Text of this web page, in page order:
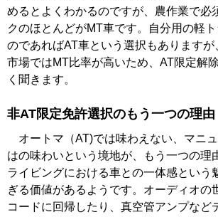
めるとよくわかるのですが、農作業で必
クのほとんどがMT車です。自分用の軽
のであればAT車という選択もあります
市場ではMT比率が高いため、AT限定解
く聞きます。
非AT限定免許選択のもう一つの理由
オートマ（AT)では味わえない、マニ
はの味わいという境地が、もう一つの理
ライビングにおける車との一体感という
ぎる価値があるようです。オーディオの
コードに回帰したり、真空管アンプなど